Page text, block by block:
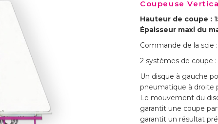
Coupeuse
Hauteur de coupe :
Épaisseur maxi du
Commande de la scie
2 systèmes de coupe :
Un disque à gauche
pneumatique à droite
Le mouvement du
garantit une coupe
garantit un résultat